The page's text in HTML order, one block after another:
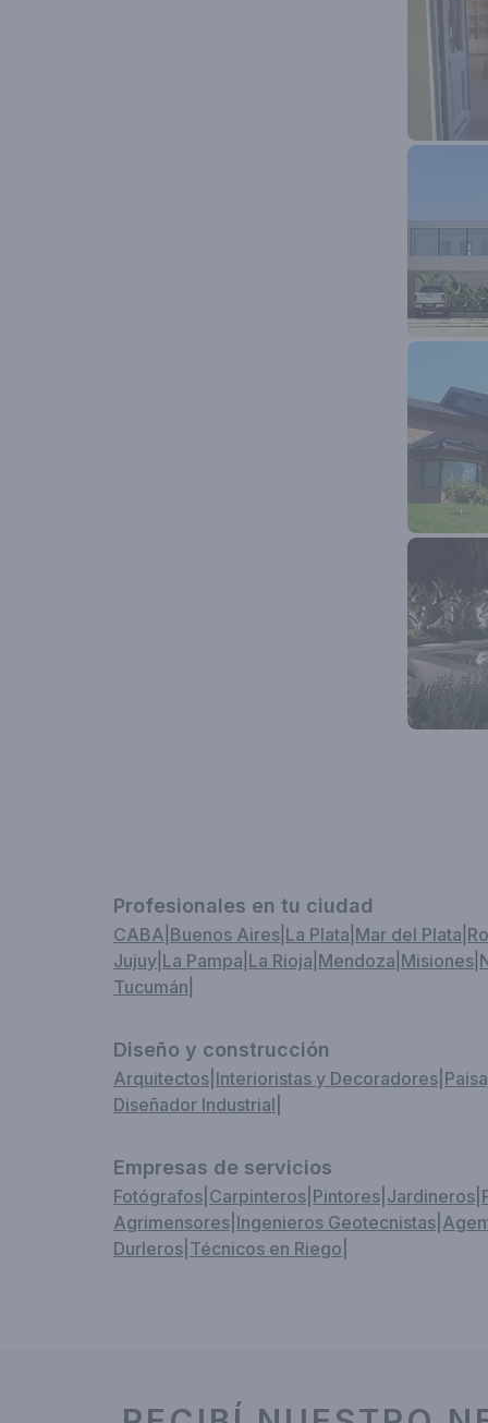
Profesionales en tu ciudad
CABA Buenos Aires La Plata Mar del Plata
Jujuy La Pampa La Rioja Mendoza Misiones
Tucumán
Diseño y construcción
Arquitectos Interioristas y Decoradores
Diseñador Industrial
Empresas de servicios
Fotógrafos Carpinteros Pintores Jardineros
Agrimensores Ingenieros Geotecnistas
Durleros Técnicos en Riego